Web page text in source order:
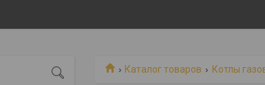
Каталог товаров Котлы